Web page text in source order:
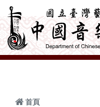
跳到主要內容
首頁